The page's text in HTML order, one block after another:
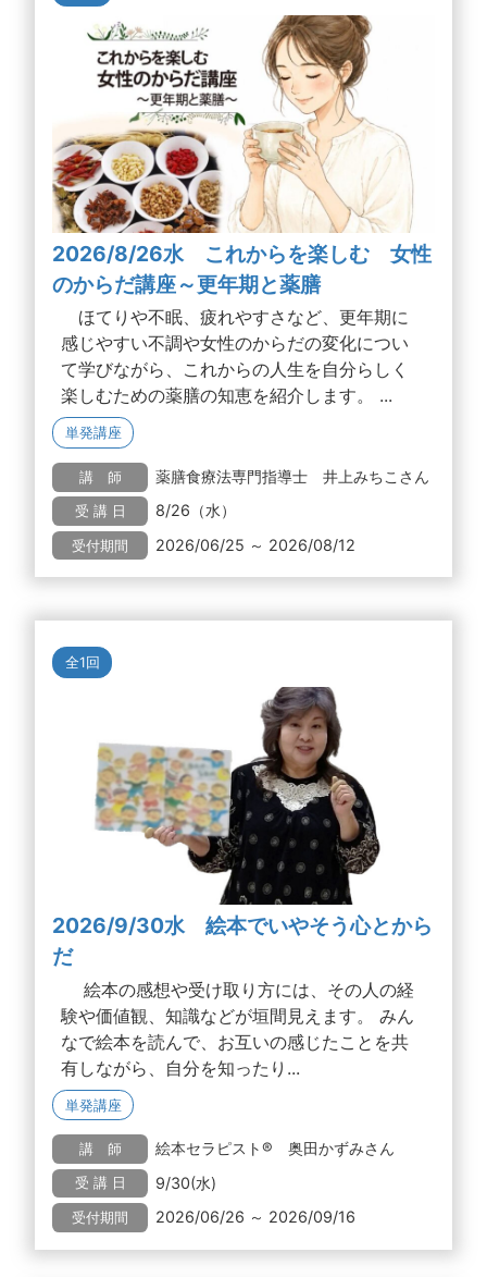
2026/8/26水 これからを楽しむ 女性
のからだ講座～更年期と薬膳
ほてりや不眠、疲れやすさなど、更年期に
感じやすい不調や女性のからだの変化につい
て学びながら、これからの人生を自分らしく
楽しむための薬膳の知恵を紹介します。 ...
単発講座
講 師 薬膳食療法専門指導士 井上みちこさん
受 講 日 8/26（水）
受付期間 2026/06/25 ～ 2026/08/12
全1回
2026/9/30水 絵本でいやそう心とから
だ
絵本の感想や受け取り方には、その人の経
験や価値観、知識などが垣間見えます。 みん
なで絵本を読んで、お互いの感じたことを共
有しながら、自分を知ったり...
単発講座
講 師 絵本セラピスト® 奥田かずみさん
受 講 日 9/30(水)
受付期間 2026/06/26 ～ 2026/09/16